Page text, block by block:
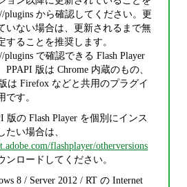
plugins から確認してください。更
いない場合は、更新されるまで無
することを推奨します。
plugins で確認できる Flash Player
PPAPI 版は Chrome 内蔵のもの、
は Firefox などと共用のプラグイ
です。
版の Flash Player を個別にインス
たい場合は、
flashplayer/otherversions
ンロードしてください。
8 / Server 2012 / RT の Internet